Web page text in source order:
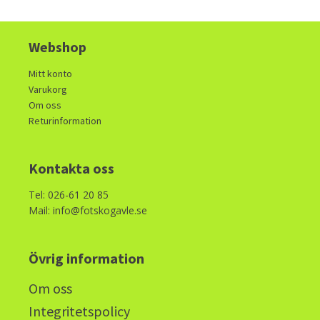
Webshop
Mitt konto
Varukorg
Om oss
Returinformation
Kontakta oss
Tel: 026-61 20 85
Mail: info@fotskogavle.se
Övrig information
Om oss
Integritetspolicy